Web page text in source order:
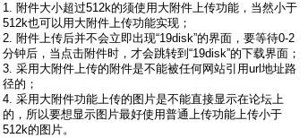
1. 附件大小超过512k的须使用大附件上传功能，当然小于
512k也可以用大附件上传功能实现；
2. 附件上传后并不会立即出现“19disk”的界面，要等待0-2
分钟后，当点击附件时，才会跳转到“19disk”的下载界面；
3. 采用大附件上传的附件是不能被任何网站引用url地址路
径的；
4. 采用大附件功能上传的图片是不能直接显示在论坛上
的，所以要想显示图片最好使用普通上传功能上传小于
512k的图片。